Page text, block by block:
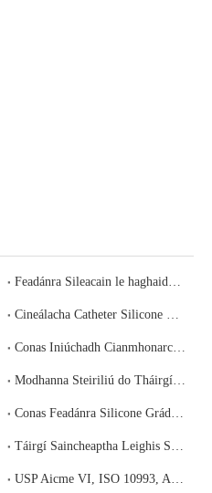
Feadánra Sileacain le haghaidh Déantúsaíochta Cógaisíochta: Nithe ​​Inbhainte, Leachable, agus Comhlíonadh Rialála
Cineálacha Catheter Silicone Mínithe: Foley, Nelaton, Súchán, agus Draenáil - Conas an Ceann Ceart a Shonrú
Conas Iniúchadh Cianmhonarcha a Dhéanamh ar Dhéantóir Silicone Leighis na Síne
Modhanna Steiriliú do Tháirgí Leighis Silicone: Uathclave, EtO, Gáma, agus E-Beam i gcomparáid
Conas Feadánra Silicone Grád Leighis a Roghnú: Sonraíocht Iomlán agus Treoir Foinsiú do Cheannaitheoirí Cúraim Sláinte
Táirgí Saincheaptha Leighis Silicone: An Próiseas Iomlán OEM/ODM Ó Choincheap Go Seachadadh
USP Aicme VI, ISO 10993, Agus FDA 21 CFR 177.2600: Cén Deimhniú Liachta Silicone A Dhéanann tú I ndáiríre?